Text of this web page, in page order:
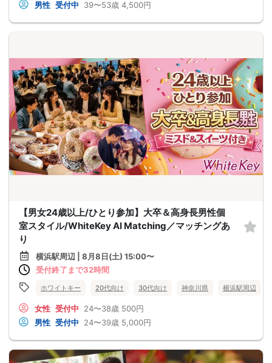
男性 受付中 39〜53歳 4,500円
【男女24歳以上/ひとり参加】大卒＆高身長男性個
室スタイル/WhiteKey AI Matching／マッチングあ
り
横浜駅周辺 | 8月8日(土) 15:00〜
受付終了まで32時間
ホワイトキー 20代向け 30代向け 神奈川県 横浜駅周辺
女性 受付中 24〜38歳 500円
男性 受付中 24〜39歳 5,000円